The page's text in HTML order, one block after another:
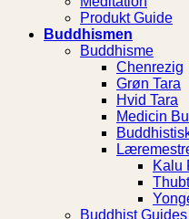
Produkt Guide
Buddhismen
Buddhisme
Chenrezig
Grøn Tara
Hvid Tara
Medicin
Kalu
Buddhist Guides